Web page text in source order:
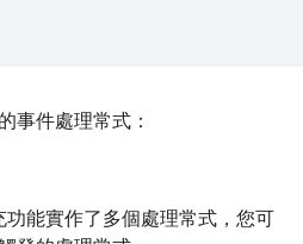
事件處理常式：
功能實作了多個處理常式，您可